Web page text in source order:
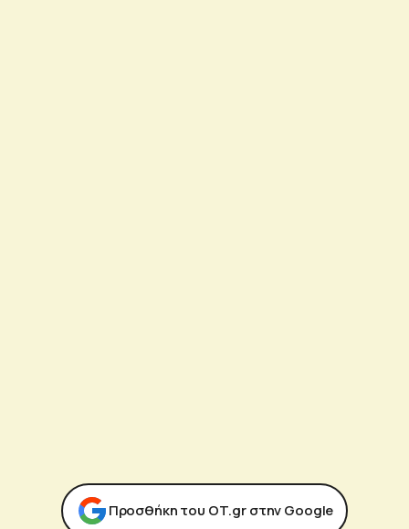
Προσθήκη του ΟΤ.gr στην Google